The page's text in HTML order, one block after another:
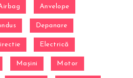
Anvelope
Depanare
Electrică
Mașini Motor